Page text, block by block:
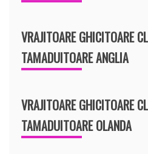
VRAJITOARE GHICITOARE
TAMADUITOARE ANGLIA
VRAJITOARE GHICITOARE
TAMADUITOARE OLANDA